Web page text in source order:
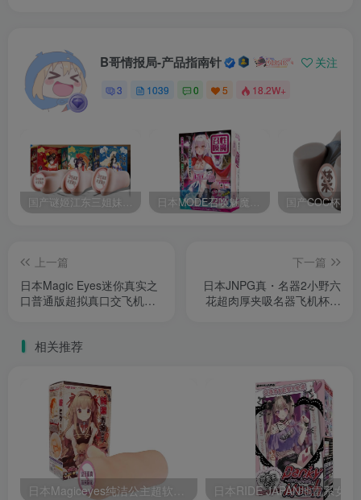
B哥情报局-产品指南针 关注
3 1039 0 5 18.2W+
国产谜姬江东三姐妹国潮飞机杯低中高刺激度全覆盖飞机杯测评报告 日本MODE召唤魅魔飞机杯高刺激榨汁姬名器倒模自慰器使用体验及测评报告
上一篇
日本Magic Eyes迷你真实之
口普通版超拟真口交飞机杯
下一篇
日本JNPG真・名器2小野六
花超肉厚夹吸名器飞机杯测
相关推荐
日本Magiceyes纯洁公主超软萌妹通道名器飞机杯测评报告